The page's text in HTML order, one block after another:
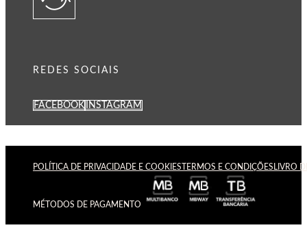
REDES SOCIAIS
FACEBOOK INSTAGRAM
POLÍTICA DE PRIVACIDADE E COOKIES TERMOS E CONDIÇÕES LIVRO
MÉTODOS DE PAGAMENTO